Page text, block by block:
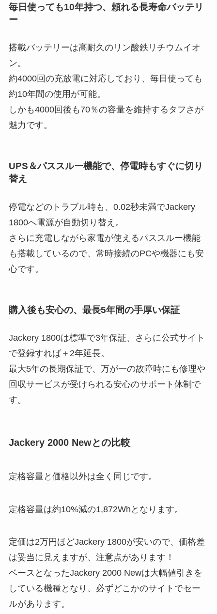
毎日使っても10年持つ、頼れる長寿命バッテリ
ー
搭載バッテリーは高耐久のリン酸鉄リチウムイオ
ン。
約4000回の充放電に対応しており、毎日使っても
約10年間の使用が可能。
しかも4000回後も70％の容量を維持するタフさが
魅力です。
UPS＆パススルー機能で、停電時もすぐに切り
替え
停電などのトラブル時も、0.02秒未満でJackery
1800へ電源が自動切り替え。
さらに充電しながら家電が使えるパススルー機能
も搭載しているので、常時接続のPCや機器にも安
心です。
購入後も安心の、最長5年間の手厚い保証
Jackery 1800は標準で3年保証、さらに公式サイト
で登録すれば＋2年延長。
最大5年の長期保証で、万が一の故障時にも修理や
回収サービスが受けられる安心のサポート体制で
す。
Jackery 2000 Newとの比較
定格容量と価格以外は全く同じです。
定格容量は約10%減の1,872Whとなります。
定価は2万円ほどJackery 1800が安いので、価格差
は妥当に見えますが、注意点があります！
ベースとなったJackery 2000 Newは大幅値引きを
している機種となり、必ずどこかのサイトでセー
ルがあります。